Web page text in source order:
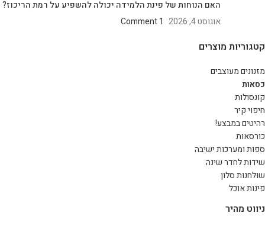
האם הנוחות של פינת הלמידה יכולה להשפיע על רמת הריכוז?
אוגוסט 4, 2026
1 Comment
קטגוריות מוצרים
מזנונים מעוצבים
כסאות
קונסולות
חיפוי קיר
רהיטים במבצע!
כורסאות
ספות ומערכות ישיבה
שידות לחדר שינה
שולחנות סלון
פינות אוכל
ניווט מהיר